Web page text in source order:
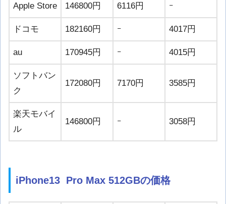
Apple Store 146800円 6116円 ｰ
ドコモ 182160円 ｰ 4017円
au 170945円 ｰ 4015円
ソフトバン
ク
172080円 7170円 3585円
楽天モバイ
ル
146800円 ｰ 3058円
iPhone13 Pro Max 512GBの価格